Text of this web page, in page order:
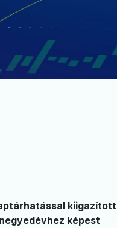
kiigazított
képest